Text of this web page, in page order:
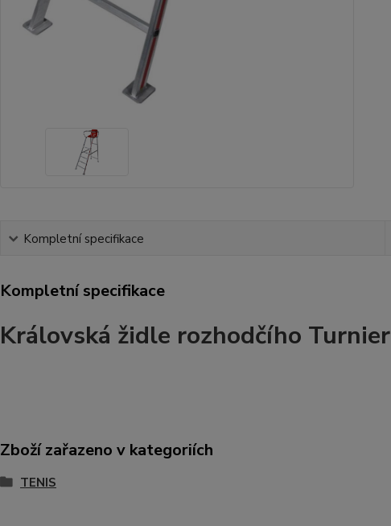
Kompletní specifikace
Kompletní specifikace
Královská židle rozhodčího Turnier
Zboží zařazeno v kategoriích
TENIS